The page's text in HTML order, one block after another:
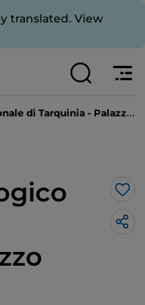
translated. View
Tarquinia - Palazzo Vitelleschi